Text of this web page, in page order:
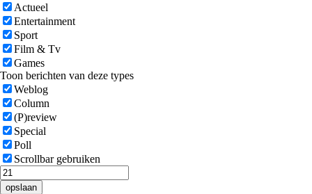
Actueel
Entertainment
Sport
Film & Tv
Games
Toon berichten van deze types
Weblog
Column
(P)review
Special
Poll
Scrollbar gebruiken
opslaan